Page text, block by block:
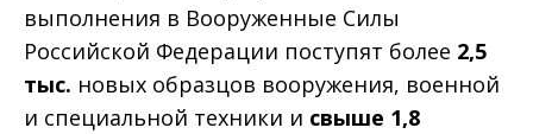
выполнения в Вооруженные Силы
Российской Федерации поступят более 2,5
тыс. новых образцов вооружения, военной
и специальной техники и свыше 1,8